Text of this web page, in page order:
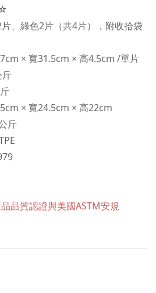
、綠色2片（共4片），附收拾袋
× 寬31.5cm × 高4.5cm /單片
× 寬24.5cm × 高22cm
斤
品質認證與美國ASTM安規